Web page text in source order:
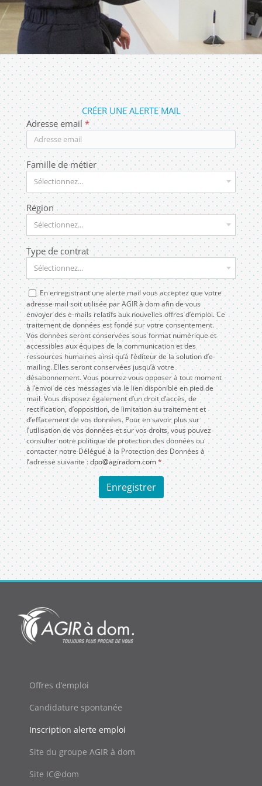
CRÉER UNE ALERTE MAIL
Adresse email
Famille de métier
Sélectionnez...
Région
Sélectionnez...
Type de contrat
Sélectionnez...
En enregistrant une alerte mail vous acceptez que votre
adresse mail soit utilisée par AGIR à dom afin de vous
envoyer des e-mails relatifs aux nouvelles offres d’emploi. Ce
traitement de données est fondé sur votre consentement.
Vos données seront conservées sous format numérique et
accessibles aux équipes de la communication et des
ressources humaines ainsi qu’à l’éditeur de la solution d’e-
mailing. Elles seront conservées jusqu’à votre
désabonnement. Vous pourrez vous opposer à tout moment
à l’envoi de ces messages via le lien disponible en pied de
mail. Vous disposez également d’un droit d’accès, de
rectification, d’opposition, de limitation au traitement et
d’effacement de vos données. Pour en savoir plus sur
l’utilisation de vos données et sur vos droits, vous pouvez
consulter notre politique de protection des données ou
contacter notre Délégué à la Protection des Données à
l’adresse suivante :dpo@agiradom.com
Offres d’emploi
Candidature spontanée
Inscription alerte emploi
Site du groupe AGIR à dom
Site IC@dom